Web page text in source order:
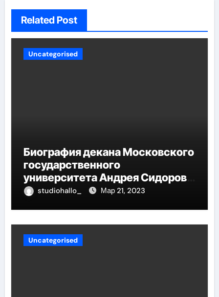
Related Post
Uncategorised
Биография декана Московского
государственного
университета Андрея Сидорова
— от студента до руководителя
studiohallo_ Мар 21, 2023
Uncategorised